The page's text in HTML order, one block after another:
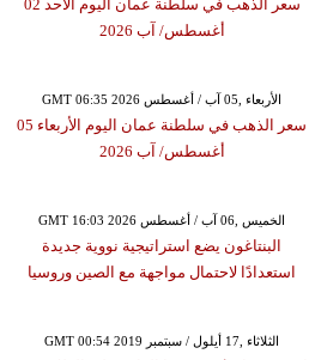
سعر الذهب في سلطنة عمان اليوم الأحد 02
أغسطس/ آب 2026
GMT 06:35 2026 الأربعاء ,05 آب / أغسطس
سعر الذهب في سلطنة عمان اليوم الأربعاء 05
أغسطس/ آب 2026
GMT 16:03 2026 الخميس ,06 آب / أغسطس
البنتاغون يضع استراتيجية نووية جديدة
استعدادًا لاحتمال مواجهة مع الصين وروسيا
GMT 00:54 2019 الثلاثاء ,17 أيلول / سبتمبر